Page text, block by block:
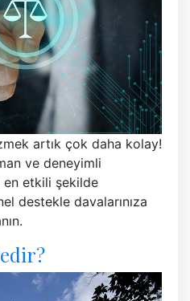
artık çok daha kolay!
ve deneyimli
en etkili şekilde
destekle davalarınıza